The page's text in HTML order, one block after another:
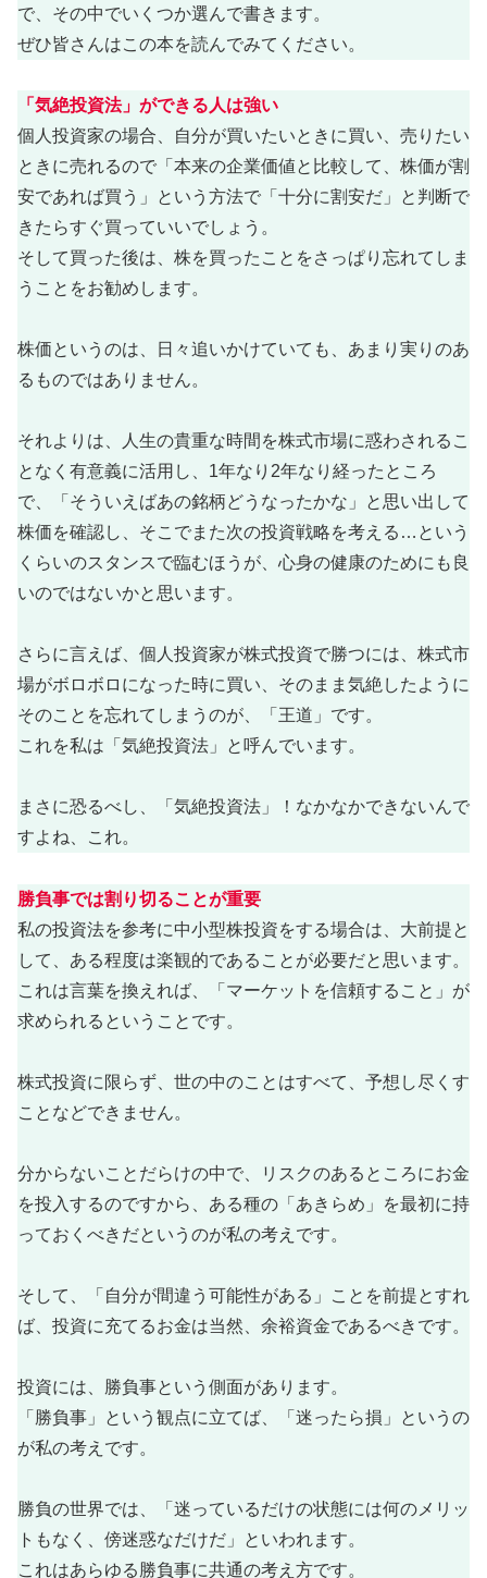
で、その中でいくつか選んで書きます。
ぜひ皆さんはこの本を読んでみてください。
「気絶投資法」ができる人は強い
個人投資家の場合、自分が買いたいときに買い、売りたい
ときに売れるので「本来の企業価値と比較して、株価が割
安であれば買う」という方法で「十分に割安だ」と判断で
きたらすぐ買っていいでしょう。
そして買った後は、株を買ったことをさっぱり忘れてしま
うことをお勧めします。
株価というのは、日々追いかけていても、あまり実りのあ
るものではありません。
それよりは、人生の貴重な時間を株式市場に惑わされるこ
となく有意義に活用し、1年なり2年なり経ったところ
で、「そういえばあの銘柄どうなったかな」と思い出して
株価を確認し、そこでまた次の投資戦略を考える…という
くらいのスタンスで臨むほうが、心身の健康のためにも良
いのではないかと思います。
さらに言えば、個人投資家が株式投資で勝つには、株式市
場がボロボロになった時に買い、そのまま気絶したように
そのことを忘れてしまうのが、「王道」です。
これを私は「気絶投資法」と呼んでいます。
まさに恐るべし、「気絶投資法」！なかなかできないんで
すよね、これ。
勝負事では割り切ることが重要
私の投資法を参考に中小型株投資をする場合は、大前提と
して、ある程度は楽観的であることが必要だと思います。
これは言葉を換えれば、「マーケットを信頼すること」が
求められるということです。
株式投資に限らず、世の中のことはすべて、予想し尽くす
ことなどできません。
分からないことだらけの中で、リスクのあるところにお金
を投入するのですから、ある種の「あきらめ」を最初に持
っておくべきだというのが私の考えです。
そして、「自分が間違う可能性がある」ことを前提とすれ
ば、投資に充てるお金は当然、余裕資金であるべきです。
投資には、勝負事という側面があります。
「勝負事」という観点に立てば、「迷ったら損」というの
が私の考えです。
勝負の世界では、「迷っているだけの状態には何のメリッ
トもなく、傍迷惑なだけだ」といわれます。
これはあらゆる勝負事に共通の考え方です。